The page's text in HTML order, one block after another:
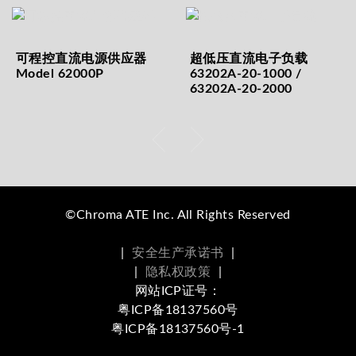
可程控直流电源供应器
Model 62000P
超低压直流电子负载
63202A-20-1000 /
63202A-20-2000
©Chroma ATE Inc. All Rights Reserved
安全生产承诺书
隐私权政策
网站ICP证号：
粤ICP备18137560号
粤ICP备18137560号-1